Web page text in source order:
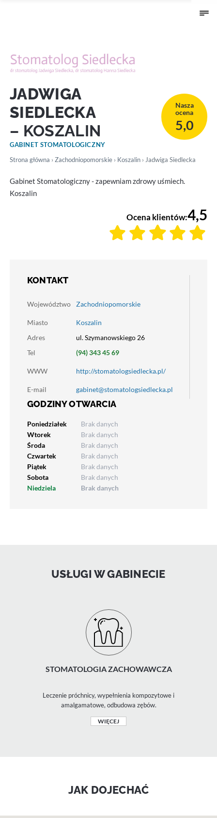
JADWIGA
SIEDLECKA
– KOSZALIN
GABINET STOMATOLOGICZNY
Nasza
ocena
5,0
Strona główna › Zachodniopomorskie › Koszalin › Jadwiga Siedlecka
Gabinet Stomatologiczny - zapewniam zdrowy uśmiech.
Koszalin
Ocena klientów:4,5
KONTAKT
Województwo Zachodniopomorskie
Miasto
Koszalin
Adres
ul. Szymanowskiego 26
Tel
(94) 343 45 69
WWW http://stomatologsiedlecka.pl/
E-mail gabinet@stomatologsiedlecka.pl
GODZINY OTWARCIA
Poniedziałek
Brak danych
Wtorek
Brak danych
Środa
Brak danych
Czwartek
Brak danych
Piątek
Brak danych
Sobota
Brak danych
Niedziela
Brak danych
USŁUGI W GABINECIE
STOMATOLOGIA ZACHOWAWCZA
Leczenie próchnicy, wypełnienia kompozytowe i
amalgamatowe, odbudowa zębów.
WIĘCEJ
JAK DOJECHAĆ